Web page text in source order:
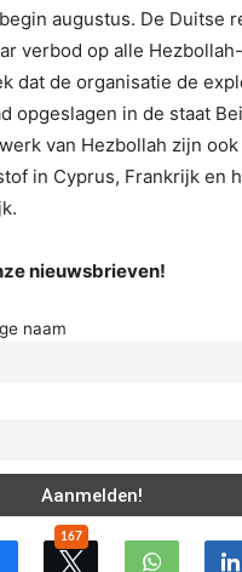
augustus. De Duitse
verbod op alle
dat de organisatie de
opgeslagen in de staat
van Hezbollah zijn
in Cyprus, Frankrijk en
nieuwsbrieven!
naam
167